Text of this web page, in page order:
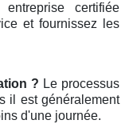
certifiée
et fournissez les
? Le processus
il est généralement
d'une journée.